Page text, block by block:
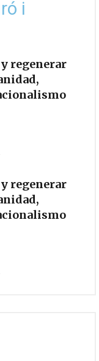
i
regenerar
regenerar